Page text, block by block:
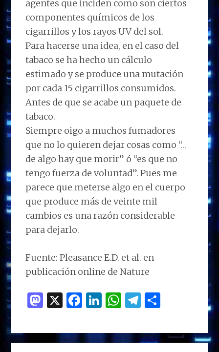
agentes que inciden como son ciertos
componentes químicos de los
cigarrillos y los rayos UV del sol.
Para hacerse una idea, en el caso del
tabaco se ha hecho un cálculo
estimado y se produce una mutación
por cada 15 cigarrillos consumidos.
Antes de que se acabe un paquete de
tabaco.
Siempre oigo a muchos fumadores
que no lo quieren dejar cosas como “…
de algo hay que morir” ó “es que no
tengo fuerza de voluntad”. Pues me
parece que meterse algo en el cuerpo
que produce más de veinte mil
cambios es una razón considerable
para dejarlo.
Fuente: Pleasance E.D. et al. en
publicación online de Nature
M
to
d
X F
ce
b
Li
k
e
W
at
s
T
e
g
m
p